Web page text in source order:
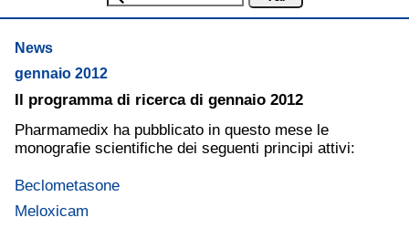
News
gennaio 2012
Il programma di ricerca di gennaio 2012
Pharmamedix ha pubblicato in questo mese le
monografie scientifiche dei seguenti principi attivi:
Beclometasone
Meloxicam